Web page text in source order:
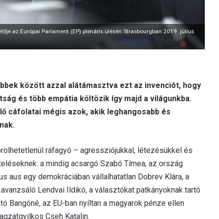
az Európai Parlament (EP) plenáris ülésén Strasbourgban 2019. július
között azzal alátámasztva ezt az invenciót, hogy
és több empátia költözik így majd a világunkba.
cáfolatai mégis azok, akik leghangosabb és
ráfagyó – agressziójukkal, létezésükkel és
a mindig acsargó Szabó Tímea, az ország
aus egy demokráciában vállalhatatlan Dobrev Klára, a
Lendvai Ildikó, a választókat patkányoknak tartó
Bangóné, az EU-ban nyíltan a magyarok pénze ellen
Cseh Katalin.